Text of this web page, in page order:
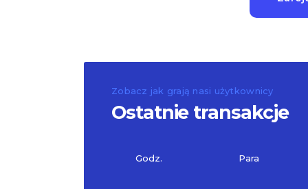
Zobacz jak grają nasi użytkownicy
Ostatnie transakcje
Godz. Para